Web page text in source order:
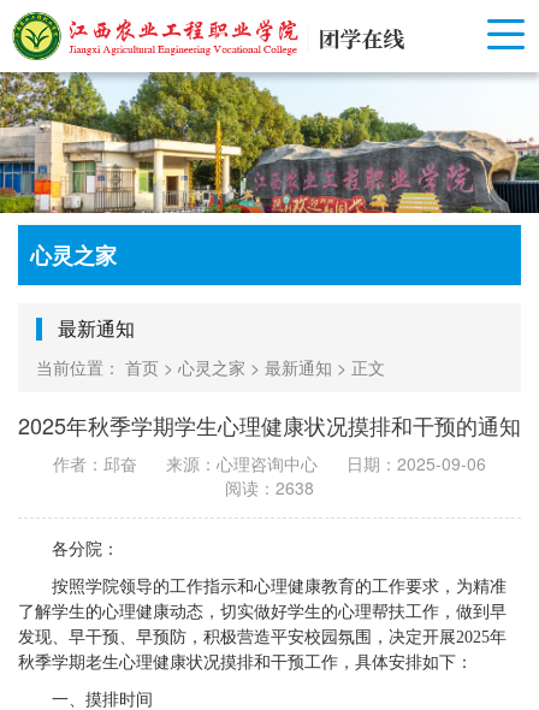
心灵之家
最新通知
当前位置： 首页 > 心灵之家 > 最新通知 > 正文
2025年秋季学期学生心理健康状况摸排和干预的通知
作者：邱奋 来源：心理咨询中心
日期：2025-09-06
阅读：2638
各分院：
按照学院领导的工作指示和心理健康教育的工作要求，为精准
了解学生的心理健康动态，切实做好学生的心理帮扶工作，做到早
发现、早干预、早预防，积极营造平安校园氛围，决定开展2025年
秋季学期老生心理健康状况摸排和干预工作，具体安排如下：
一、摸排时间